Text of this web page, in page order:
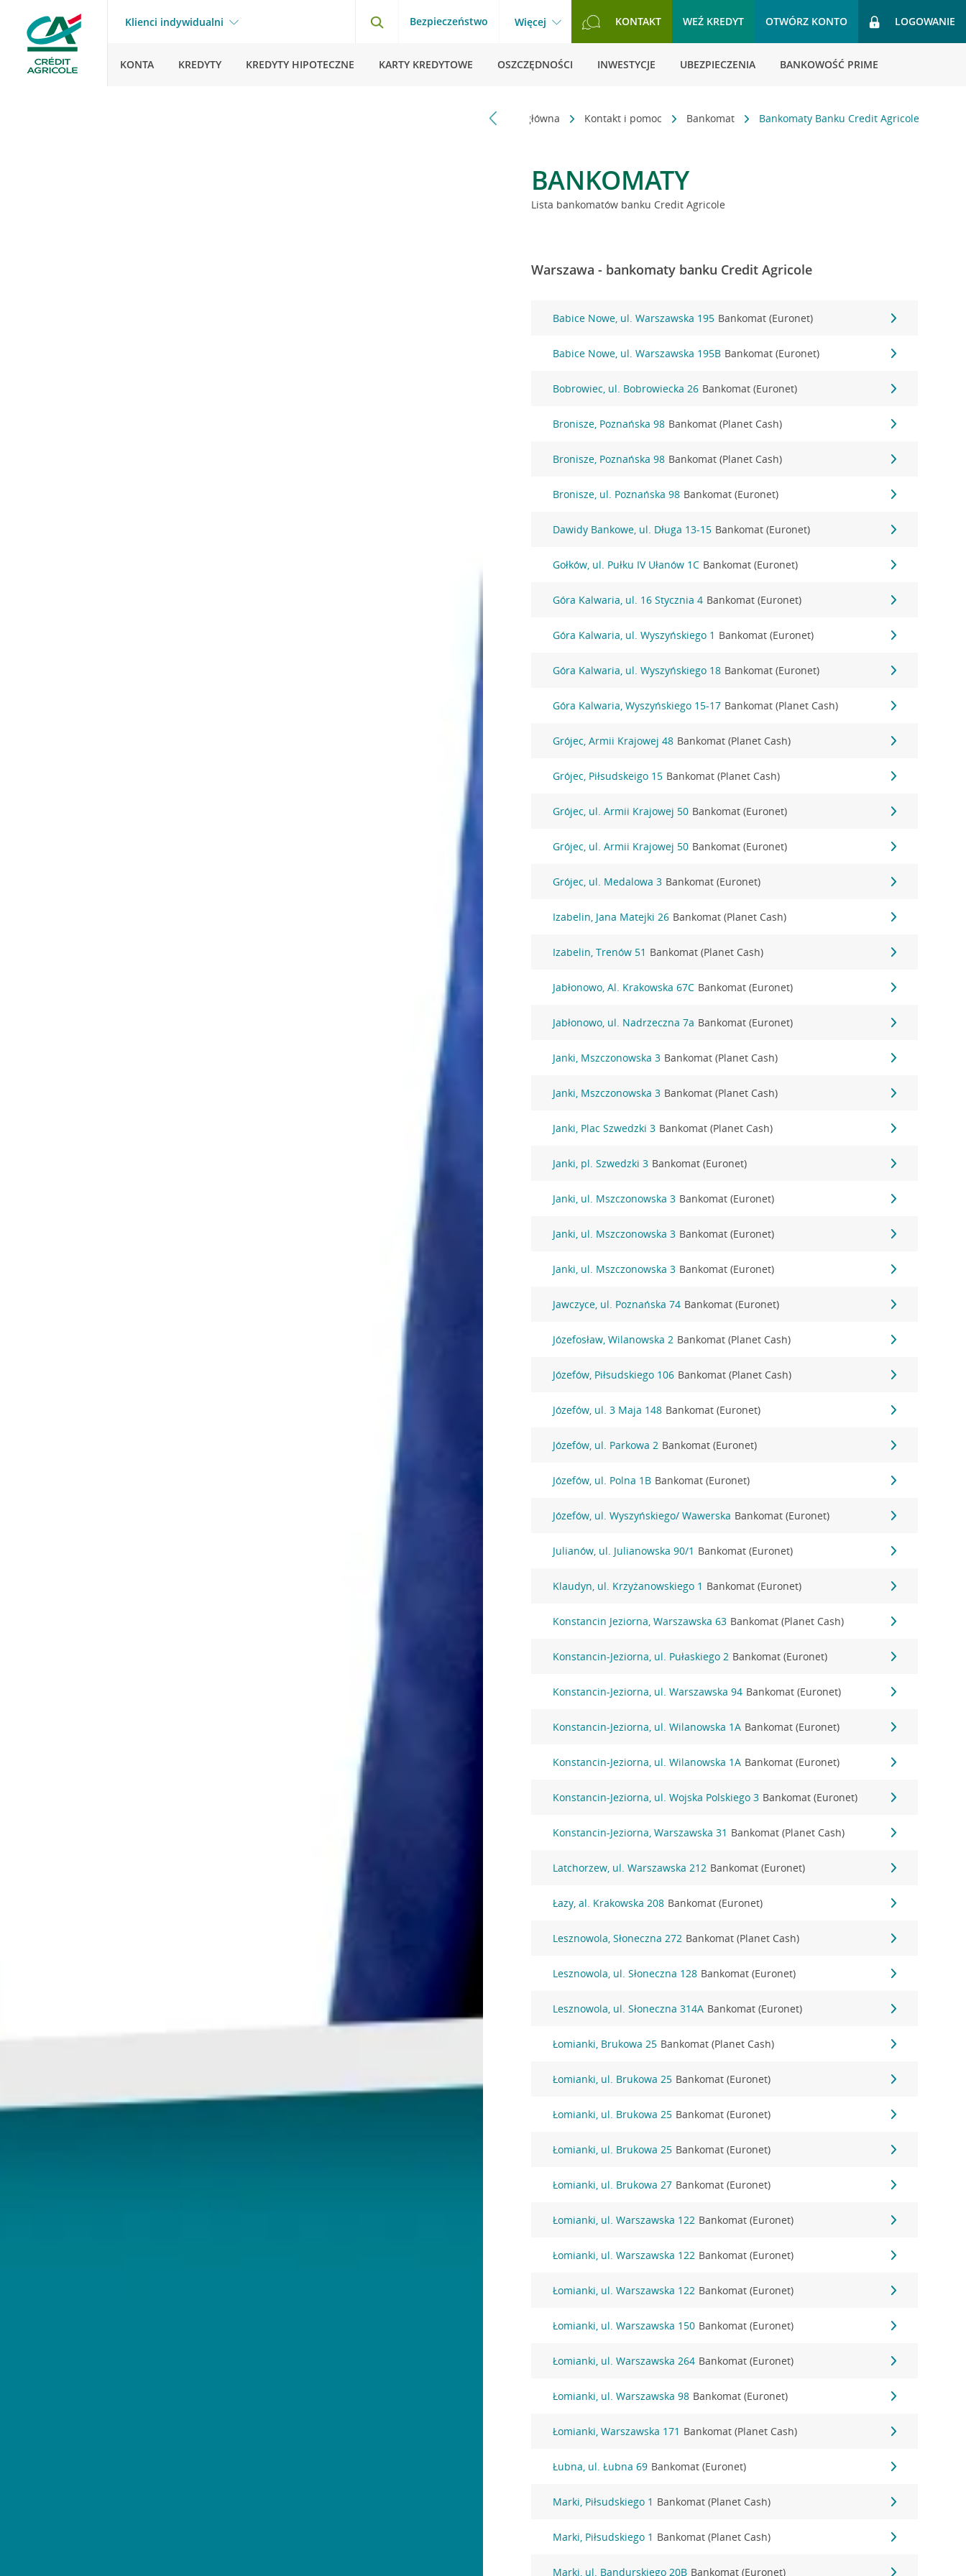
Klienci indywidualni Bezpieczeństwo Więcej KONTAKT WEŹ KREDYT OTWÓRZ KONTO LOGOWANIE
KONTA KREDYTY KREDYTY HIPOTECZNE KARTY KREDYTOWE OSZCZĘDNOŚCI INWESTYCJE UBEZPIECZENIA BANKOWOŚĆ PRIME
Strona główna Kontakt i pomoc Bankomat Bankomaty Banku Credit Agricole
BANKOMATY
Lista bankomatów banku Credit Agricole
Warszawa - bankomaty banku Credit Agricole
Babice Nowe, ul. Warszawska 195 Bankomat (Euronet)
Babice Nowe, ul. Warszawska 195B Bankomat (Euronet)
Bobrowiec, ul. Bobrowiecka 26 Bankomat (Euronet)
Bronisze, Poznańska 98 Bankomat (Planet Cash)
Bronisze, Poznańska 98 Bankomat (Planet Cash)
Bronisze, ul. Poznańska 98 Bankomat (Euronet)
Dawidy Bankowe, ul. Długa 13-15 Bankomat (Euronet)
Gołków, ul. Pułku IV Ułanów 1C Bankomat (Euronet)
Góra Kalwaria, ul. 16 Stycznia 4 Bankomat (Euronet)
Góra Kalwaria, ul. Wyszyńskiego 1 Bankomat (Euronet)
Góra Kalwaria, ul. Wyszyńskiego 18 Bankomat (Euronet)
Góra Kalwaria, Wyszyńskiego 15-17 Bankomat (Planet Cash)
Grójec, Armii Krajowej 48 Bankomat (Planet Cash)
Grójec, Piłsudskeigo 15 Bankomat (Planet Cash)
Grójec, ul. Armii Krajowej 50 Bankomat (Euronet)
Grójec, ul. Armii Krajowej 50 Bankomat (Euronet)
Grójec, ul. Medalowa 3 Bankomat (Euronet)
Izabelin, Jana Matejki 26 Bankomat (Planet Cash)
Izabelin, Trenów 51 Bankomat (Planet Cash)
Jabłonowo, Al. Krakowska 67C Bankomat (Euronet)
Jabłonowo, ul. Nadrzeczna 7a Bankomat (Euronet)
Janki, Mszczonowska 3 Bankomat (Planet Cash)
Janki, Mszczonowska 3 Bankomat (Planet Cash)
Janki, Plac Szwedzki 3 Bankomat (Planet Cash)
Janki, pl. Szwedzki 3 Bankomat (Euronet)
Janki, ul. Mszczonowska 3 Bankomat (Euronet)
Janki, ul. Mszczonowska 3 Bankomat (Euronet)
Janki, ul. Mszczonowska 3 Bankomat (Euronet)
Jawczyce, ul. Poznańska 74 Bankomat (Euronet)
Józefosław, Wilanowska 2 Bankomat (Planet Cash)
Józefów, Piłsudskiego 106 Bankomat (Planet Cash)
Józefów, ul. 3 Maja 148 Bankomat (Euronet)
Józefów, ul. Parkowa 2 Bankomat (Euronet)
Józefów, ul. Polna 1B Bankomat (Euronet)
Józefów, ul. Wyszyńskiego/ Wawerska Bankomat (Euronet)
Julianów, ul. Julianowska 90/1 Bankomat (Euronet)
Klaudyn, ul. Krzyżanowskiego 1 Bankomat (Euronet)
Konstancin Jeziorna, Warszawska 63 Bankomat (Planet Cash)
Konstancin-Jeziorna, ul. Pułaskiego 2 Bankomat (Euronet)
Konstancin-Jeziorna, ul. Warszawska 94 Bankomat (Euronet)
Konstancin-Jeziorna, ul. Wilanowska 1A Bankomat (Euronet)
Konstancin-Jeziorna, ul. Wilanowska 1A Bankomat (Euronet)
Konstancin-Jeziorna, ul. Wojska Polskiego 3 Bankomat (Euronet)
Konstancin-Jeziorna, Warszawska 31 Bankomat (Planet Cash)
Latchorzew, ul. Warszawska 212 Bankomat (Euronet)
Łazy, al. Krakowska 208 Bankomat (Euronet)
Lesznowola, Słoneczna 272 Bankomat (Planet Cash)
Lesznowola, ul. Słoneczna 128 Bankomat (Euronet)
Lesznowola, ul. Słoneczna 314A Bankomat (Euronet)
Łomianki, Brukowa 25 Bankomat (Planet Cash)
Łomianki, ul. Brukowa 25 Bankomat (Euronet)
Łomianki, ul. Brukowa 25 Bankomat (Euronet)
Łomianki, ul. Brukowa 25 Bankomat (Euronet)
Łomianki, ul. Brukowa 27 Bankomat (Euronet)
Łomianki, ul. Warszawska 122 Bankomat (Euronet)
Łomianki, ul. Warszawska 122 Bankomat (Euronet)
Łomianki, ul. Warszawska 122 Bankomat (Euronet)
Łomianki, ul. Warszawska 150 Bankomat (Euronet)
Łomianki, ul. Warszawska 264 Bankomat (Euronet)
Łomianki, ul. Warszawska 98 Bankomat (Euronet)
Łomianki, Warszawska 171 Bankomat (Planet Cash)
Łubna, ul. Łubna 69 Bankomat (Euronet)
Marki, Piłsudskiego 1 Bankomat (Planet Cash)
Marki, Piłsudskiego 1 Bankomat (Planet Cash)
Marki, ul. Bandurskiego 20B Bankomat (Euronet)